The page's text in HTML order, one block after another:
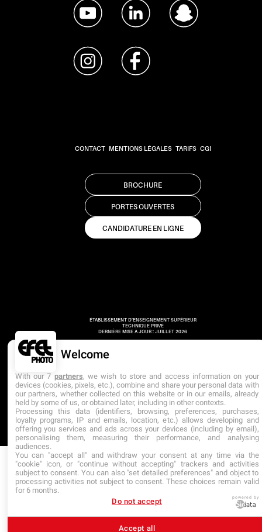
CONTACT MENTIONS LÉGALES TARIFS CGI
CANDIDATURE EN LIGNE
PORTES OUVERTES
BROCHURE
ÉTABLISSEMENT D’ENSEIGNEMENT SUPÉRIEUR
TECHNIQUE PRIVÉ
DERNIÈRE MISE À JOUR : JUILLET 2026
Welcome
With our 7 partners, we wish to store and access information on your
devices (cookies, pixels, etc.), combine and share your personal data with
our partners, whether collected on this website or in our emails, already
held by some of us, or obtained later, including in other contexts.
Processing this data (identifiers, browsing, preferences, purchases,
loyalty programs, IP and emails, location, etc.) allows developing and
offering you services and ads across your devices (including by email),
personalising them, measuring their performance, and analysing
audiences.
You can "accept all" and withdraw your consent at any time via the
"cookie" icon, or "continue without accepting" trackers and activities
subject to consent. You can also "set detailed preferences" and object to
processing activities not subject to consent. These choices remain valid
for 6 months.
Do not accept
powered by
Accept all